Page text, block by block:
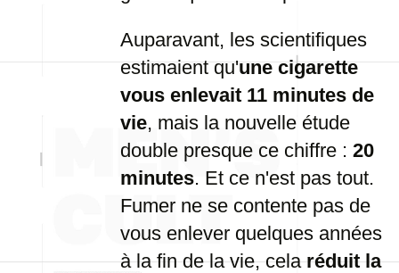
Auparavant, les scientifiques
estimaient qu'une cigarette
vous enlevait 11 minutes de
vie, mais la nouvelle étude
double presque ce chiffre : 20
minutes. Et ce n'est pas tout.
Fumer ne se contente pas de
vous enlever quelques années
à la fin de la vie, celaréduit la